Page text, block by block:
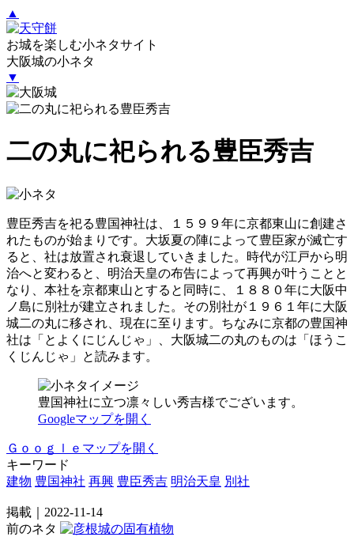
▲
お城を楽しむ小ネタサイト
大阪城の小ネタ
▼
二の丸に祀られる豊臣秀吉
豊臣秀吉を祀る豊国神社は、１５９９年に京都東山に創建さ
れたものが始まりです。大坂夏の陣によって豊臣家が滅亡す
ると、社は放置され衰退していきました。時代が江戸から明
治へと変わると、明治天皇の布告によって再興が叶うことと
なり、本社を京都東山とすると同時に、１８８０年に大阪中
ノ島に別社が建立されました。その別社が１９６１年に大阪
城二の丸に移され、現在に至ります。ちなみに京都の豊国神
社は「とよくにじんじゃ」、大阪城二の丸のものは「ほうこ
くじんじゃ」と読みます。
豊国神社に立つ凛々しい秀吉様でございます。
Googleマップを開く
Ｇｏｏｇｌｅマップを開く
キーワード
建物 豊国神社 再興 豊臣秀吉 明治天皇 別社
掲載｜2022-11-14
前のネタ